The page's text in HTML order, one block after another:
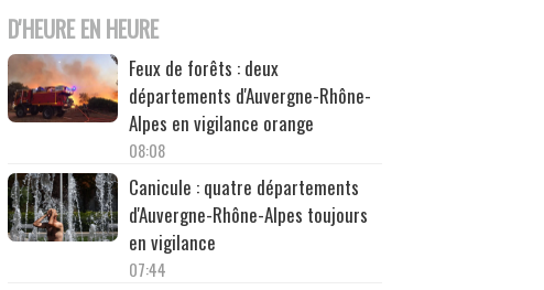
D'HEURE EN HEURE
Feux de forêts : deux
départements d'Auvergne-Rhône-
Alpes en vigilance orange
08:08
Canicule : quatre départements
d'Auvergne-Rhône-Alpes toujours
en vigilance
07:44